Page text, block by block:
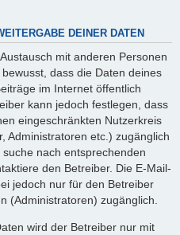
DEINER DATEN
mit anderen Personen
dass die Daten deines
im Internet öffentlich
kann jedoch festlegen, dass
eingeschränkten Nutzerkreis
Administratoren etc.) zugänglich
nach entsprechenden
den Betreiber. Die E-Mail-
jedoch nur für den Betreiber
(Administratoren) zugänglich.
wird der Betreiber nur mit